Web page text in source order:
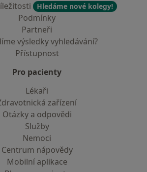
Hledáme nové kolegy!
Podmínky
Partneři
výsledky vyhledávání?
Přístupnost
Pro pacienty
Lékaři
zařízení
Otázky a odpovědi
Služby
Nemoci
Centrum nápovědy
Mobilní aplikace